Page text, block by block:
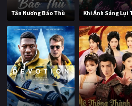
Tân Nương Báo Thù Khi Ánh Sáng Lụi